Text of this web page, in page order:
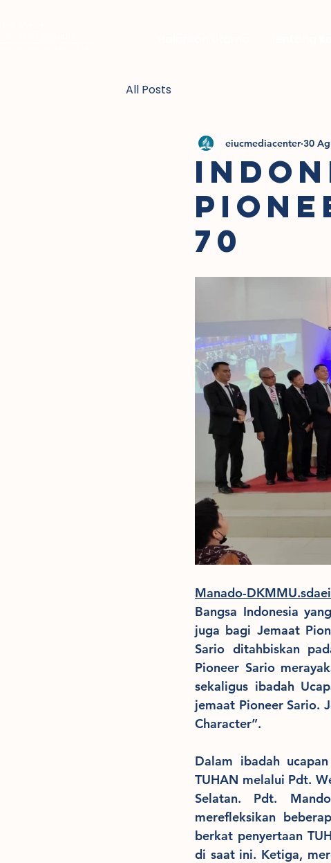
All Posts
70
eiucmediacenter 30
Manado-
Bangsa Indonesia
juga bagi Jemaat
Sario ditahbiskan
Pioneer Sario
sekaligus ibadah
jemaat Pioneer Sario.
Character”.
Dalam ibadah
TUHAN melalui Pdt.
Selatan. Pdt.
merefleksikan
berkat penyertaan
di saat ini. Ketiga,